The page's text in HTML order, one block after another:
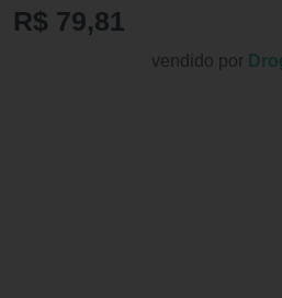
R$ 79,81
vendido por